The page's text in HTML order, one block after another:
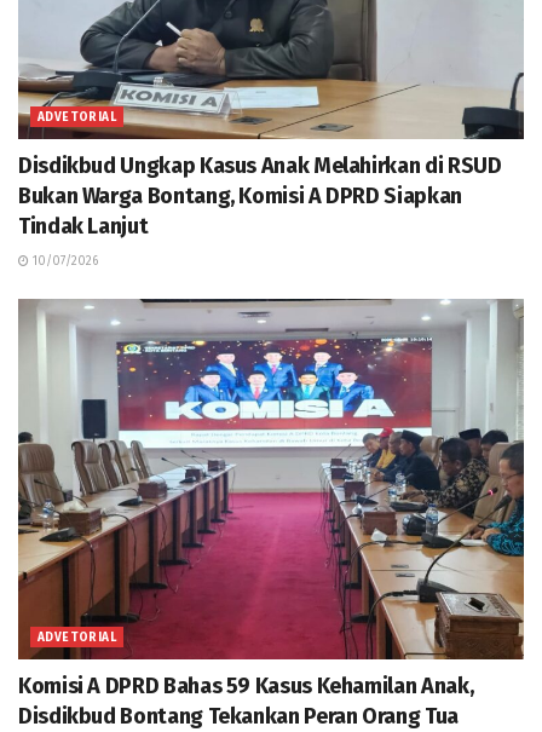
ADVETORIAL
Disdikbud Ungkap Kasus Anak Melahirkan di RSUD
Bukan Warga Bontang, Komisi A DPRD Siapkan
Tindak Lanjut
10/07/2026
ADVETORIAL
Komisi A DPRD Bahas 59 Kasus Kehamilan Anak,
Disdikbud Bontang Tekankan Peran Orang Tua